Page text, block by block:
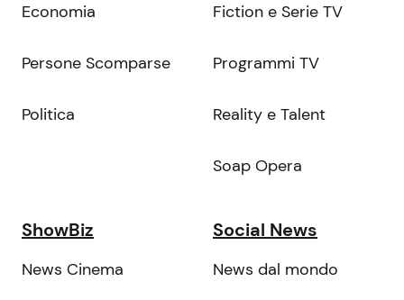
Economia
Persone Scomparse
Politica
Fiction e Serie TV
Programmi TV
Reality e Talent
Soap Opera
ShowBiz
News Cinema
Social News
News dal mondo